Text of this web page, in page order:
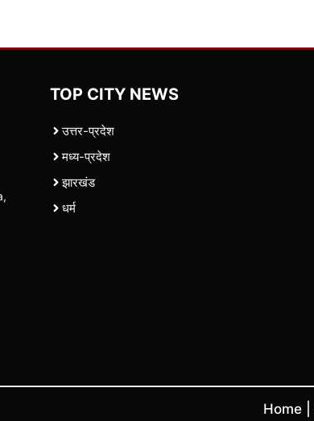
TOP CITY NEWS
उत्तर-प्रदेश
मध्य-प्रदेश
झारखंड
धर्म
Home